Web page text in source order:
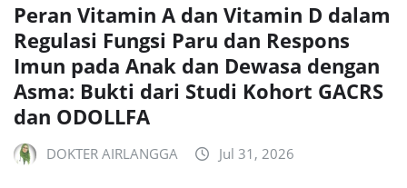
Peran Vitamin A dan Vitamin D dalam
Regulasi Fungsi Paru dan Respons
Imun pada Anak dan Dewasa dengan
Asma: Bukti dari Studi Kohort GACRS
dan ODOLLFA
DOKTER AIRLANGGA Jul 31, 2026